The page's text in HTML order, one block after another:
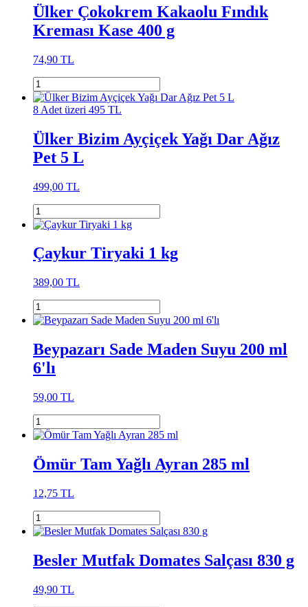
Ülker Çokokrem Kakaolu Fındık
Kreması Kase 400 g
74,90 TL
8 Adet üzeri 495 TL
Ülker Bizim Ayçiçek Yağı Dar Ağız
Pet 5 L
499,00 TL
Çaykur Tiryaki 1 kg
389,00 TL
Beypazarı Sade Maden Suyu 200 ml
6'lı
59,00 TL
Ömür Tam Yağlı Ayran 285 ml
12,75 TL
Besler Mutfak Domates Salçası 830 g
49,90 TL